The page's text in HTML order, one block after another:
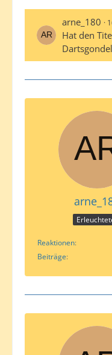
arne_180
Hat den
Reaktionen
Beiträge